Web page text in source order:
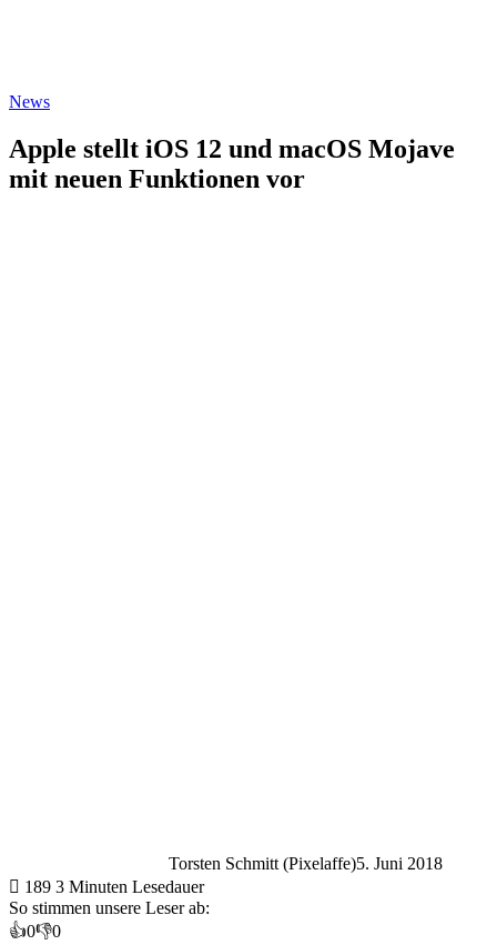
News
Apple stellt iOS 12 und macOS Mojave
mit neuen Funktionen vor
Torsten Schmitt (Pixelaffe)5. Juni 2018
189 3 Minuten Lesedauer
So stimmen unsere Leser ab:
👍0👎0